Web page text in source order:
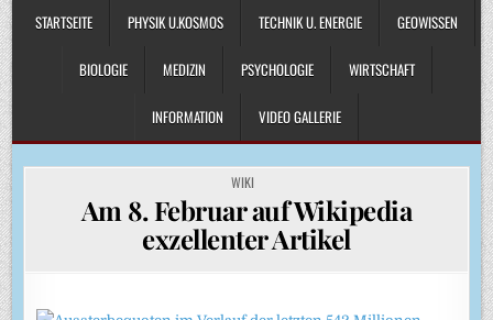
STARTSEITE
PHYSIK U.KOSMOS TECHNIK U. ENERGIE GEOWISSEN
BIOLOGIE MEDIZIN PSYCHOLOGIE WIRTSCHAFT
INFORMATION VIDEO GALLERIE
POSTED
IN
WIKI
Am 8. Februar auf Wikipedia
exzellenter Artikel